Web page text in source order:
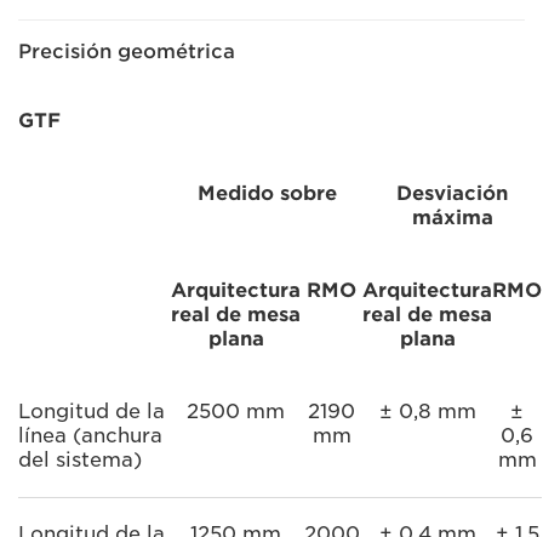
Precisión geométrica
GTF
Medido sobre
Desviación
máxima
Arquitectura
real de mesa
plana
RMO Arquitectura
real de mesa
plana
RMO
Longitud de la
línea (anchura
del sistema)
2500 mm
2190
mm
± 0,8 mm
±
0,6
mm